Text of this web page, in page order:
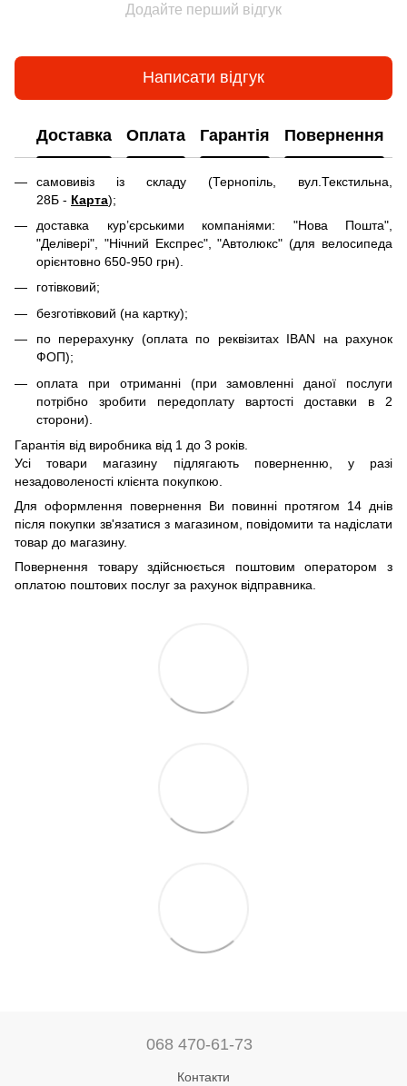
Додайте перший відгук
Написати відгук
Доставка Оплата Гарантія Повернення
самовивіз із складу (Тернопіль, вул.Текстильна,
28Б - Карта);
доставка кур’єрськими компаніями: "Нова Пошта",
"Делівері", "Нічний Експрес", "Автолюкс" (для велосипеда
орієнтовно 650-950 грн).
готівковий;
безготівковий (на картку);
по перерахунку (оплата по реквізитах IBAN на рахунок
ФОП);
оплата при отриманні (при замовленні даної послуги
потрібно зробити передоплату вартості доставки в 2
сторони).
Гарантія від виробника від 1 до 3 років.
Усі товари магазину підлягають поверненню, у разі
незадоволеності клієнта покупкою.
Для оформлення повернення Ви повинні протягом 14 днів
після покупки зв'язатися з магазином, повідомити та надіслати
товар до магазину.
Повернення товару здійснюється поштовим оператором з
оплатою поштових послуг за рахунок відправника.
068 470-61-73
Контакти